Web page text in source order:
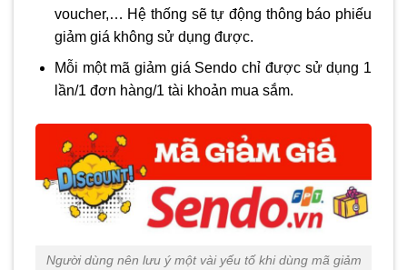
voucher,… Hệ thống sẽ tự động thông báo phiếu
giảm giá không sử dụng được.
Mỗi một mã giảm giá Sendo chỉ được sử dụng 1
lần/1 đơn hàng/1 tài khoản mua sắm.
Người dùng nên lưu ý một vài yếu tố khi dùng mã giảm